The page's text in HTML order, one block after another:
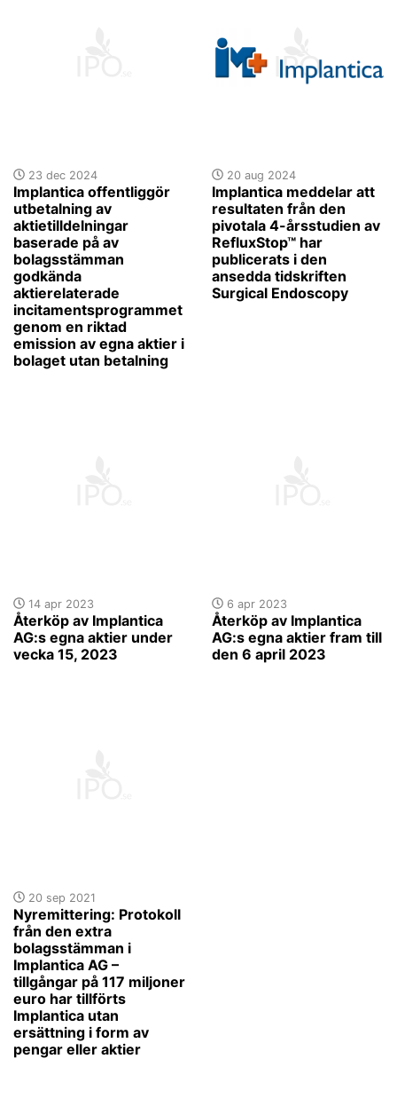
23 dec 2024
Implantica offentliggör
utbetalning av
aktietilldelningar
baserade på av
bolagsstämman
godkända
aktierelaterade
incitamentsprogrammet
genom en riktad
emission av egna aktier i
bolaget utan betalning
20 aug 2024
Implantica meddelar att
resultaten från den
pivotala 4-årsstudien av
RefluxStop™ har
publicerats i den
ansedda tidskriften
Surgical Endoscopy
14 apr 2023
Återköp av Implantica
AG:s egna aktier under
vecka 15, 2023
6 apr 2023
Återköp av Implantica
AG:s egna aktier fram till
den 6 april 2023
20 sep 2021
Nyremittering: Protokoll
från den extra
bolagsstämman i
Implantica AG –
tillgångar på 117 miljoner
euro har tillförts
Implantica utan
ersättning i form av
pengar eller aktier